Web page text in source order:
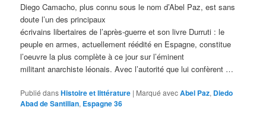
Diego Camacho, plus connu sous le nom d’Abel Paz, est sans
doute l’un des principaux
écrivains libertaires de l’après-guerre et son livre Durruti : le
peuple en armes, actuellement réédité en Espagne, constitue
l’oeuvre la plus complète à ce jour sur l’éminent
militant anarchiste léonais. Avec l’autorité que lui confèrent …
Publié dansHistoire et littérature | Marqué avecAbel Paz, Diedo
Abad de Santillan, Espagne 36